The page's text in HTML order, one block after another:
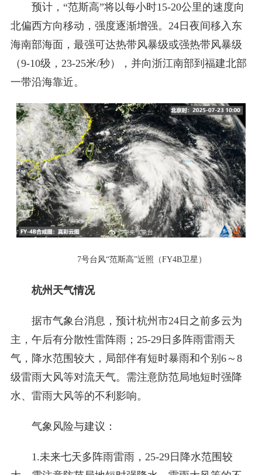
预计，“范斯高”将以每小时15-20公里的速度向
北偏西方向移动，强度逐渐增强。24日夜间移入东
海南部海面，最强可达热带风暴级或强热带风暴级
（9-10级，23-25米/秒），并向浙江南部到福建北部
一带沿海靠近。
7号台风“范斯高”近照（FY4B卫星）
杭州天气情况
据市气象台消息，预计杭州市24日之前多云为
主，午后有分散性雷阵雨；25-29日多阵雨雷雨天
气，降水范围较大，局部伴有短时暴雨和个别6～8
级雷雨大风等对流天气。需注意防范局地短时强降
水、雷雨大风等的不利影响。
气象风险与建议：
1.未来七天多阵雨雷雨，25-29日降水范围较